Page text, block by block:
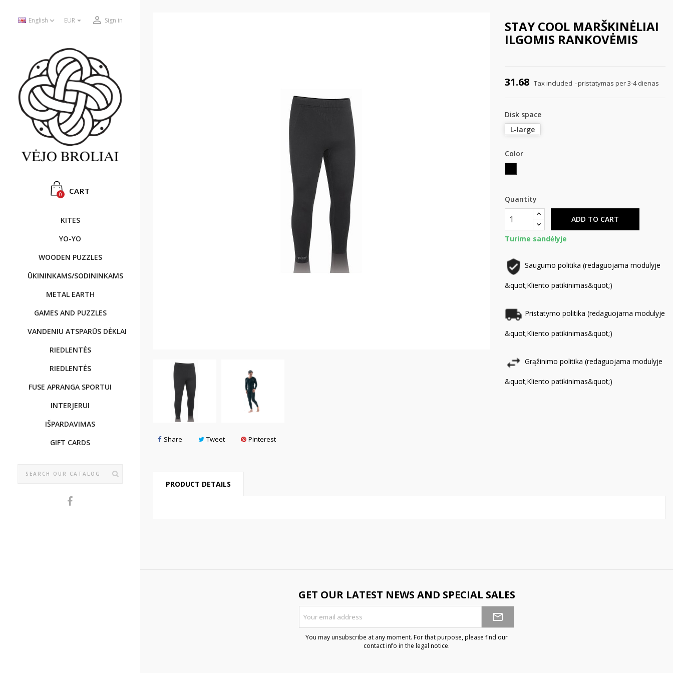
English EUR  Sign in
CART
0
KITES
YO-YO
WOODEN PUZZLES
ŪKININKAMS/SODININKAMS
METAL EARTH
GAMES AND PUZZLES
VANDENIU ATSPARŪS DĖKLAI
RIEDLENTĖS
RIEDLENTĖS
FUSE APRANGA SPORTUI
INTERJERUI
IŠPARDAVIMAS
GIFT CARDS
Share Tweet Pinterest
STAY COOL MARŠKINĖLIAI
ILGOMIS RANKOVĖMIS
31.68 Tax included pristatymas per 3-4 dienas
Disk space
L-large
Color
Quantity
ADD TO CART
Turime sandėlyje
Saugumo politika (redaguojama modulyje
&quot;Kliento patikinimas&quot;)
Pristatymo politika (redaguojama modulyje
&quot;Kliento patikinimas&quot;)
Grąžinimo politika (redaguojama modulyje
&quot;Kliento patikinimas&quot;)
PRODUCT DETAILS
GET OUR LATEST NEWS AND SPECIAL SALES
You may unsubscribe at any moment. For that purpose, please find our
contact info in the legal notice.